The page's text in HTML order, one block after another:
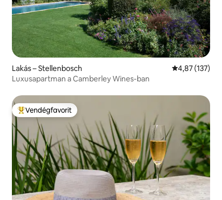
Lakás – Stellenbosch Átlagos
4,87 (137)
Luxusapartman a Camberley Wines-ban
Kiemelt vendégfavorit
Vendégfavorit